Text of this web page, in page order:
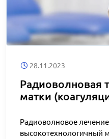
28.11.2023
Радиоволновая
матки
Радиоволновое
высокотехнологичный